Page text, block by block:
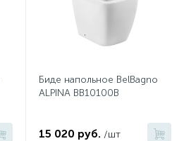
Биде напольное BelBagno
ALPINA BB10100B
15 020 руб. /шт